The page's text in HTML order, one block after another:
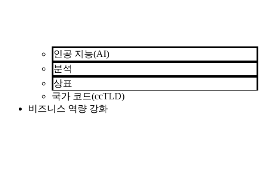
인공 지능(AI)
분석
상표
국가 코드(ccTLD)
비즈니스 역량 강화